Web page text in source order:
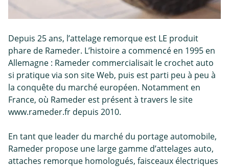
Depuis 25 ans, l’attelage remorque est LE produit
phare de Rameder. L’histoire a commencé en 1995 en
Allemagne : Rameder commercialisait le crochet auto
si pratique via son site Web, puis est parti peu à peu à
la conquête du marché européen. Notamment en
France, où Rameder est présent à travers le site
www.rameder.fr depuis 2010.
En tant que leader du marché du portage automobile,
Rameder propose une large gamme d’attelages auto,
attaches remorque homologués, faisceaux électriques